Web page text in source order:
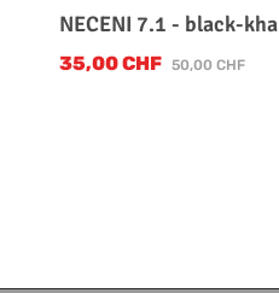
NECENI 7.1 - black-
Verkaufspreis:
35,00 CHF Regulärer Preis:
50,00 CHF